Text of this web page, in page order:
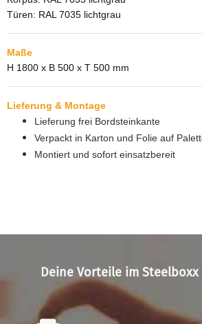
Türen: RAL 7035 lichtgrau
Maße
H 1800 x B 500 x T 500 mm
Lieferung & Montage
Lieferung frei Bordsteinkante
Verpackt in Karton und Folie auf
Montiert und sofort einsatzbereit
Deine Vorteile im